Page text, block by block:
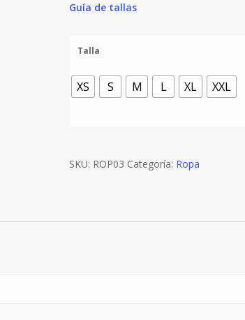
Guía de tallas
Talla
XS S M L XL XXL
SKU: ROP03 Categoría: Ropa